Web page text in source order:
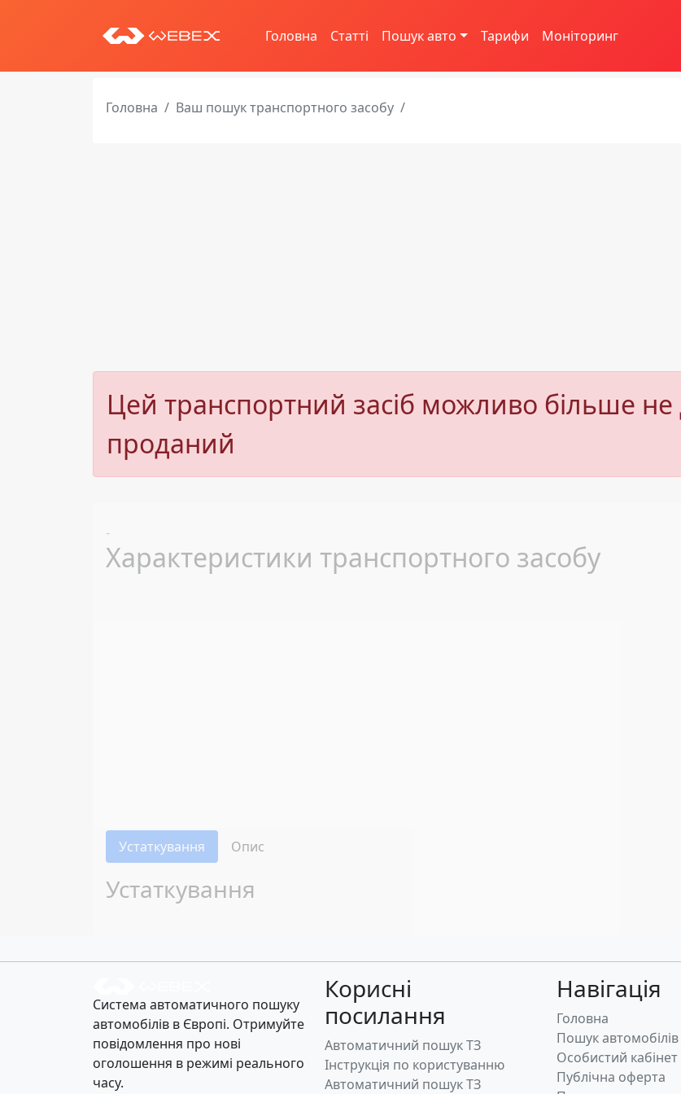
Головна Статті Пошук авто Тарифи Моніторинг
Головна Ваш пошук транспортного засобу
Цей транспортний засіб можливо більше
проданий
-
Характеристики транспортного засобу
Устаткування Опис
Устаткування
Система автоматичного пошуку
автомобілів в Європі. Отримуйте
повідомлення про нові
оголошення в режимі реального
часу.
Корисні
посилання
Автоматичний пошук ТЗ
Інструкція по користуванню
Автоматичний пошук ТЗ
Навігація
Головна
Пошук
Особистий кабінет
Публічна оферта